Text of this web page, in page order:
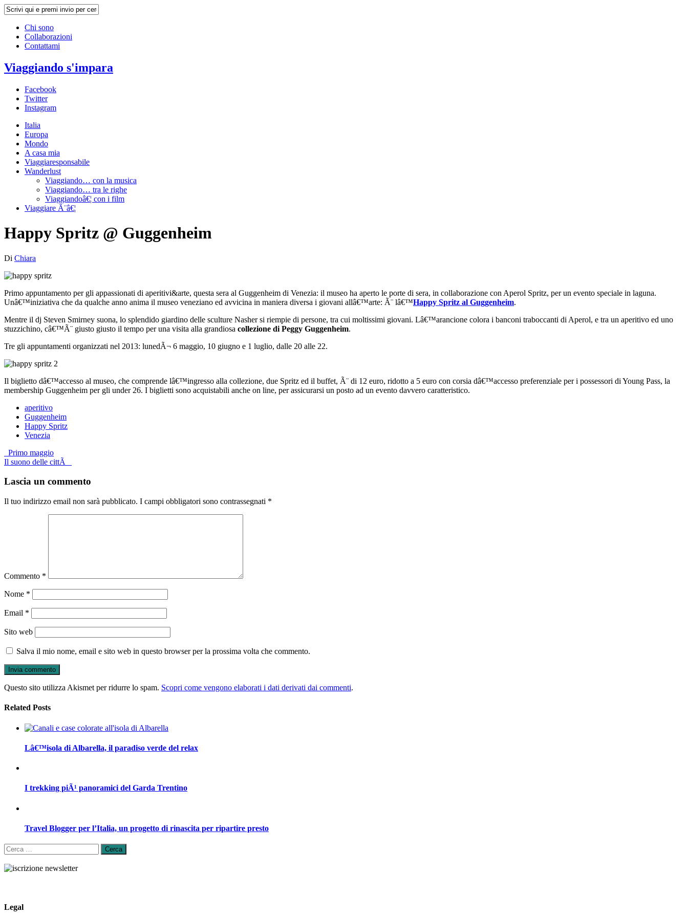
Chi sono
Collaborazioni
Contattami
Viaggiando s'impara
Facebook
Twitter
Instagram
Italia
Europa
Mondo
A casa mia
Viaggiaresponsabile
Wanderlust
Viaggiando… con la musica
Viaggiando… tra le righe
Viaggiandoâ€¦ con i film
Viaggiare Ã¨â€¦
Happy Spritz @ Guggenheim
Di Chiara
Primo appuntamento per gli appassionati di aperitivi&arte, questa sera al Guggenheim di Venezia: il museo ha aperto le porte di sera, in collaborazione con Aperol Spritz, per un evento speciale in laguna.
Unâ€™iniziativa che da qualche anno anima il museo veneziano ed avvicina in maniera diversa i giovani allâ€™arte: Ã¨ lâ€™Happy Spritz al Guggenheim.
Mentre il dj Steven Smirney suona, lo splendido giardino delle sculture Nasher si riempie di persone, tra cui moltissimi giovani. Lâ€™arancione colora i banconi traboccanti di Aperol, e tra un aperitivo ed uno
stuzzichino, câ€™Ã¨ giusto giusto il tempo per una visita alla grandiosa collezione di Peggy Guggenheim.
Tre gli appuntamenti organizzati nel 2013: lunedÃ¬ 6 maggio, 10 giugno e 1 luglio, dalle 20 alle 22.
Il biglietto dâ€™accesso al museo, che comprende lâ€™ingresso alla collezione, due Spritz ed il buffet, Ã¨ di 12 euro, ridotto a 5 euro con corsia dâ€™accesso preferenziale per i possessori di Young Pass, la
membership Guggenheim per gli under 26. I biglietti sono acquistabili anche on line, per assicurarsi un posto ad un evento davvero caratteristico.
aperitivo
Guggenheim
Happy Spritz
Venezia
Post
navigation
Primo maggio
Il suono delle cittÃ
Lascia un commento
Il tuo indirizzo email non sarà pubblicato. I campi obbligatori sono contrassegnati *
Commento *
Nome *
Email *
Sito web
Salva il mio nome, email e sito web in questo browser per la prossima volta che commento.
Questo sito utilizza Akismet per ridurre lo spam. Scopri come vengono elaborati i dati derivati dai commenti.
Related Posts
Lâ€™isola di Albarella, il paradiso verde del relax
I trekking piÃ¹ panoramici del Garda Trentino
Travel Blogger per l’Italia, un progetto di rinascita per ripartire presto
Ricerca
per:
Legal